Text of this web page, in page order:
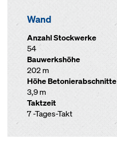
Wand
Anzahl Stockwerke
54
Bauwerkshöhe
202 m
Höhe Betonierabschnitte
3,9 m
Taktzeit
7 -Tages-Takt